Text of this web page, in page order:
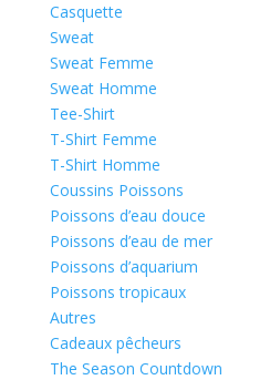
Casquette
Sweat
Sweat Femme
Sweat Homme
Tee-Shirt
T-Shirt Femme
T-Shirt Homme
Coussins Poissons
Poissons d’eau douce
Poissons d’eau de mer
Poissons d’aquarium
Poissons tropicaux
Autres
Cadeaux pêcheurs
The Season Countdown